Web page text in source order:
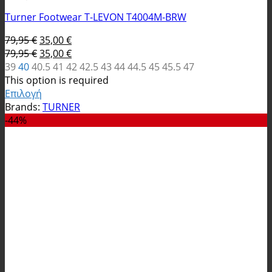
Turner Footwear T-LEVON T4004M-BRW
79,95€Original
price
was:
79,95 €.
35,00€Η
τρέχουσα
τιμή
είναι:
79,95€Original
price
was:
79,95 €.
35,00€Η
τρέχουσα
τιμή
35,00 €.
394040.541 4242.5434444.54545.547
This option is required
Επιλογή
Αυτό
το
Brands: TURNER
-44%